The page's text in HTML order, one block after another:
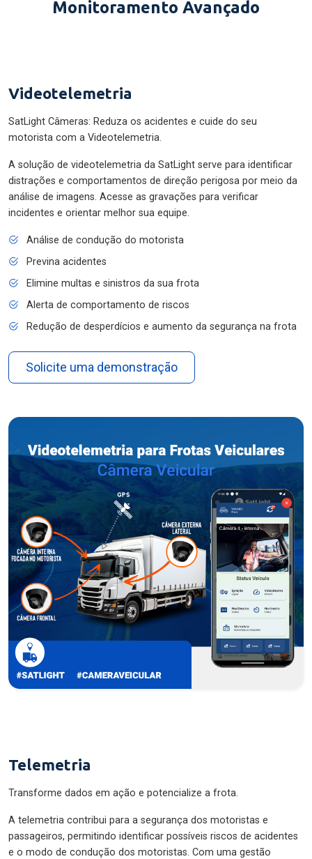
Monitoramento Avançado
Videotelemetria
SatLight Câmeras: Reduza os acidentes e cuide do seu
motorista com a Videotelemetria.
A solução de videotelemetria da SatLight serve para identificar
distrações e comportamentos de direção perigosa por meio da
análise de imagens. Acesse as gravações para verificar
incidentes e orientar melhor sua equipe.
Análise de condução do motorista
Previna acidentes
Elimine multas e sinistros da sua frota
Alerta de comportamento de riscos
Redução de desperdícios e aumento da segurança na frota
Solicite uma demonstração
Telemetria
Transforme dados em ação e potencialize a frota.
A telemetria contribui para a segurança dos motoristas e
passageiros, permitindo identificar possíveis riscos de acidentes
e o modo de condução dos motoristas. Com uma gestão